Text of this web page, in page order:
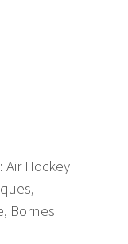
Hockey
Bornes